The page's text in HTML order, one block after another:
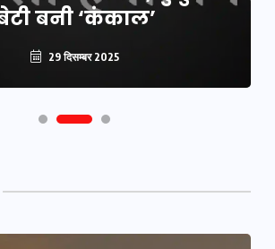
बनी ‘कंकाल’
29 दिसम्बर 2025